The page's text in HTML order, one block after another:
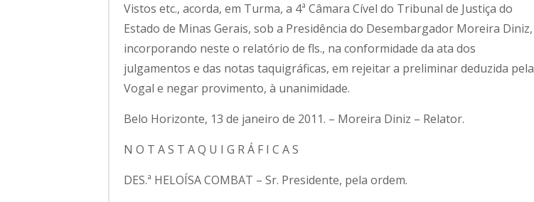
Vistos etc., acorda, em Turma, a 4ª Câmara Cível do Tribunal de Justiça do
Estado de Minas Gerais, sob a Presidência do Desembargador Moreira Diniz,
incorporando neste o relatório de fls., na conformidade da ata dos
julgamentos e das notas taquigráficas, em rejeitar a preliminar deduzida pela
Vogal e negar provimento, à unanimidade.
Belo Horizonte, 13 de janeiro de 2011. – Moreira Diniz – Relator.
N O T A S T A Q U I G R Á F I C A S
DES.ª HELOÍSA COMBAT – Sr. Presidente, pela ordem.